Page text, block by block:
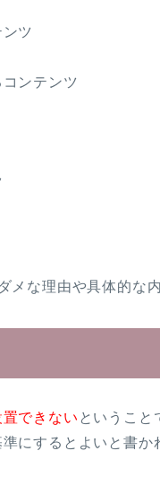
ツ
ンテンツ
な理由や具体的な
できない ということ
にするとよいと書か